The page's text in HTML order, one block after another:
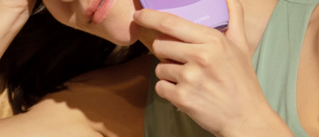
Meus aparelhos
Meus pedidos
Meus endereços
As minhas subscrições
FAQ™ Pure Beauty-Tech Elixir
issa™ Teeth Whitening Set
English Deutsch
Español
Français
Italiano
Português
Svenska
Русский
Türkçe
简体中文 繁體中文